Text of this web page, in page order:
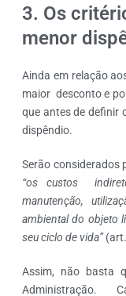
3. Os
menor
Ainda em relação
maior desconto e
que antes de definir
dispêndio.
Serão considerados
“os custos
manutenção,
ambiental do objeto
seu ciclo de vida”
Assim, não basta
Administração.